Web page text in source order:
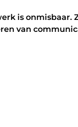
is onmisbaar.
van